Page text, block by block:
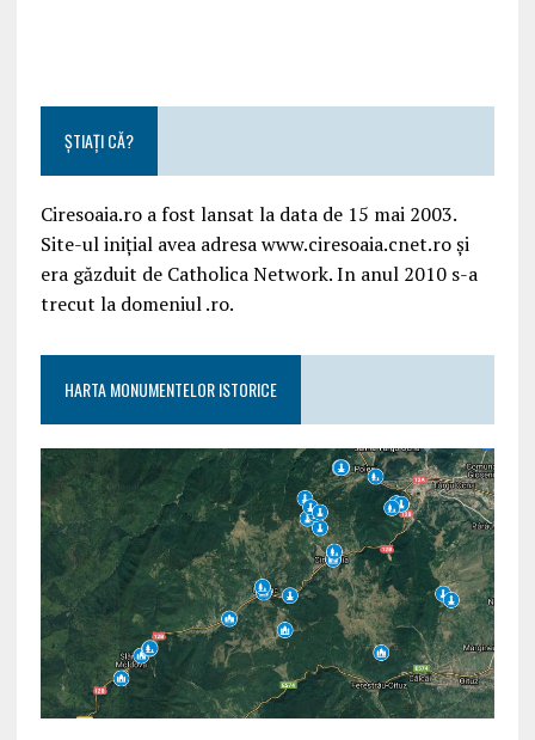
ȘTIAȚI CĂ?
Ciresoaia.ro a fost lansat la data de 15 mai 2003.
Site-ul inițial avea adresa www.ciresoaia.cnet.ro și
era găzduit de Catholica Network. In anul 2010 s-a
trecut la domeniul .ro.
HARTA MONUMENTELOR ISTORICE